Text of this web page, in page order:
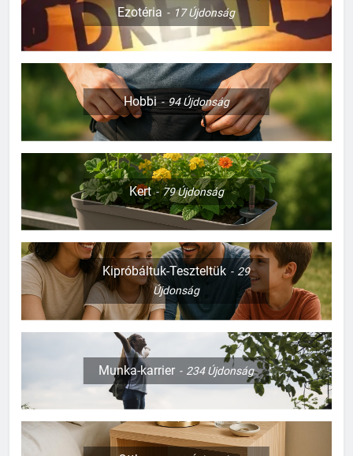
Ezotéria 17Újdonság
Hobbi 94Újdonság
Kert 79Újdonság
Kipróbáltuk-Teszteltük
29
Újdonság
Munka-karrier 234Újdonság